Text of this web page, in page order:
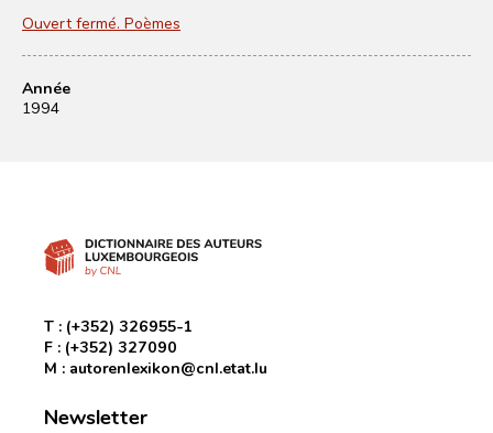
Ouvert fermé. Poèmes
Année
1994
T : (+352) 326955-1
F : (+352) 327090
M : autorenlexikon@cnl.etat.lu
Newsletter